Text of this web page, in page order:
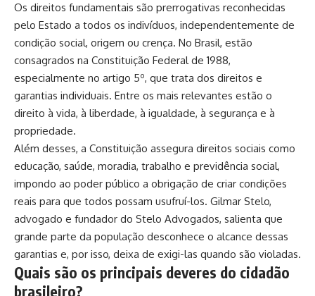
Os direitos fundamentais são prerrogativas reconhecidas
pelo Estado a todos os indivíduos, independentemente de
condição social, origem ou crença. No Brasil, estão
consagrados na Constituição Federal de 1988,
especialmente no artigo 5º, que trata dos direitos e
garantias individuais. Entre os mais relevantes estão o
direito à vida, à liberdade, à igualdade, à segurança e à
propriedade.
Além desses, a Constituição assegura direitos sociais como
educação, saúde, moradia, trabalho e previdência social,
impondo ao poder público a obrigação de criar condições
reais para que todos possam usufruí-los. Gilmar Stelo,
advogado e fundador do Stelo Advogados, salienta que
grande parte da população desconhece o alcance dessas
garantias e, por isso, deixa de exigi-las quando são violadas.
Quais são os principais deveres do cidadão
brasileiro?